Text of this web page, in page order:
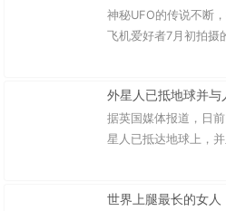
神秘UFO的传说不断
飞机爱好者7月初拍摄
外星人已抵地球并与
据英国媒体报道，日
星人已抵达地球上，
世界上腿最长的女人